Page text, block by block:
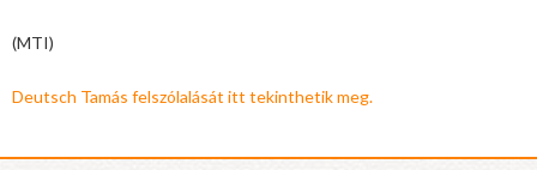
(MTI)
Deutsch Tamás felszólalását itt tekinthetik meg.